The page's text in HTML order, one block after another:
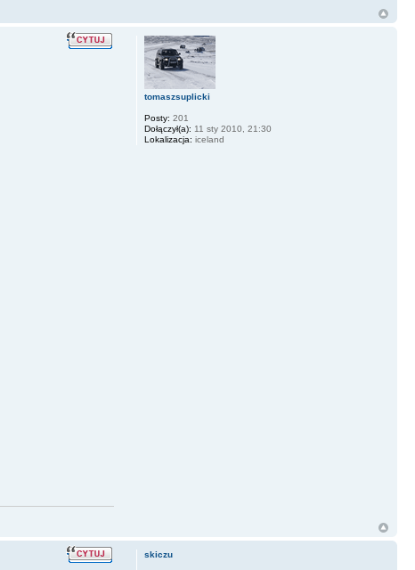
tomaszsuplicki
Posty: 201
Dołączył(a): 11 sty 2010, 21:30
Lokalizacja: iceland
skiczu